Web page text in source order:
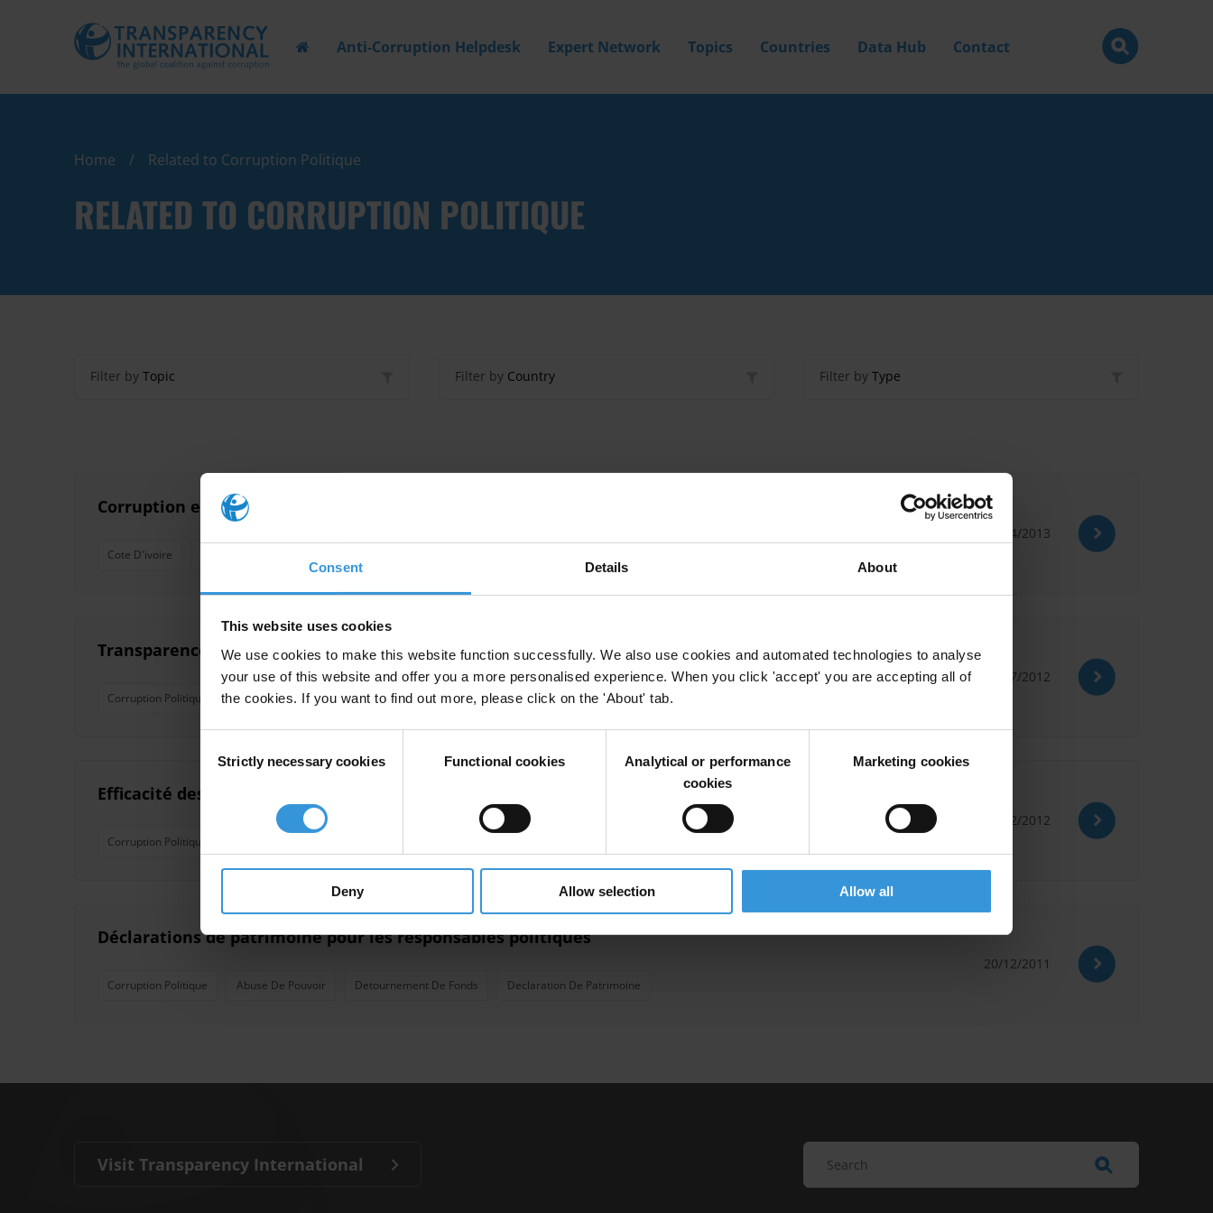
Consent Details About
This website uses cookies
We use cookies to make this website function successfully. We also use cookies and automated technologies to analyse
your use of this website and offer you a more personalised experience. When you click 'accept' you are accepting all of
the cookies. If you want to find out more, please click on the 'About' tab.
Selection
Strictly necessary cookies Functional cookies
Analytical or performance
cookies
Marketing cookies
Deny Allow selection Allow all
Anti-Corruption Helpdesk Expert Network Topics Countries Data Hub Contact
Home Related to Corruption Politique
RELATED TO CORRUPTION POLITIQUE
Filter by Topic Filter by Country Filter by Type
Corruption et lutte contre la corruption en Côte d’Ivoire
Cote D'ivoire
19/04/2013
Transparence et gouvernance des partis politiques : démocratie interne, financement et critères d’él
Corruption Politique Partis Politiques Democratie Interne Inéligibilités Transparence
02/07/2012
Efficacité des codes de conduites pour les parlementaires
Corruption Politique
03/02/2012
Déclarations de patrimoine pour les responsables politiques
Corruption Politique Abuse De Pouvoir Detournement De Fonds Declaration De Patrimoine
20/12/2011
Visit Transparency International